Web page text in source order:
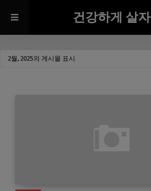
건강하게 살자
2월, 2025의 게시물 표시